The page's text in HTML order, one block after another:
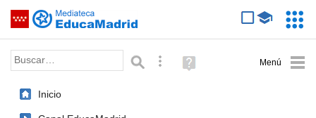
Saltar navegación
Palabra o frase: Búsqueda avanzada
Ayuda
(en
Inicio